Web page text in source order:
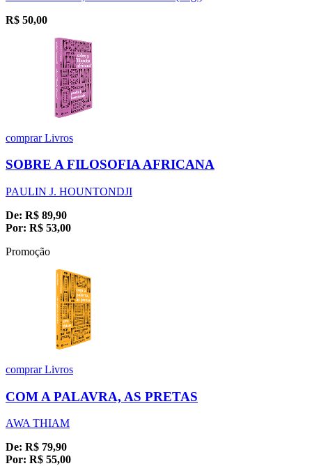
R$ 50,00
comprarLivros
SOBRE A FILOSOFIA AFRICANA
PAULIN J. HOUNTONDJI
De: R$ 89,90
Por: R$ 53,00
Promoção
comprarLivros
COM A PALAVRA, AS PRETAS
AWA THIAM
De: R$ 79,90
Por: R$ 55,00